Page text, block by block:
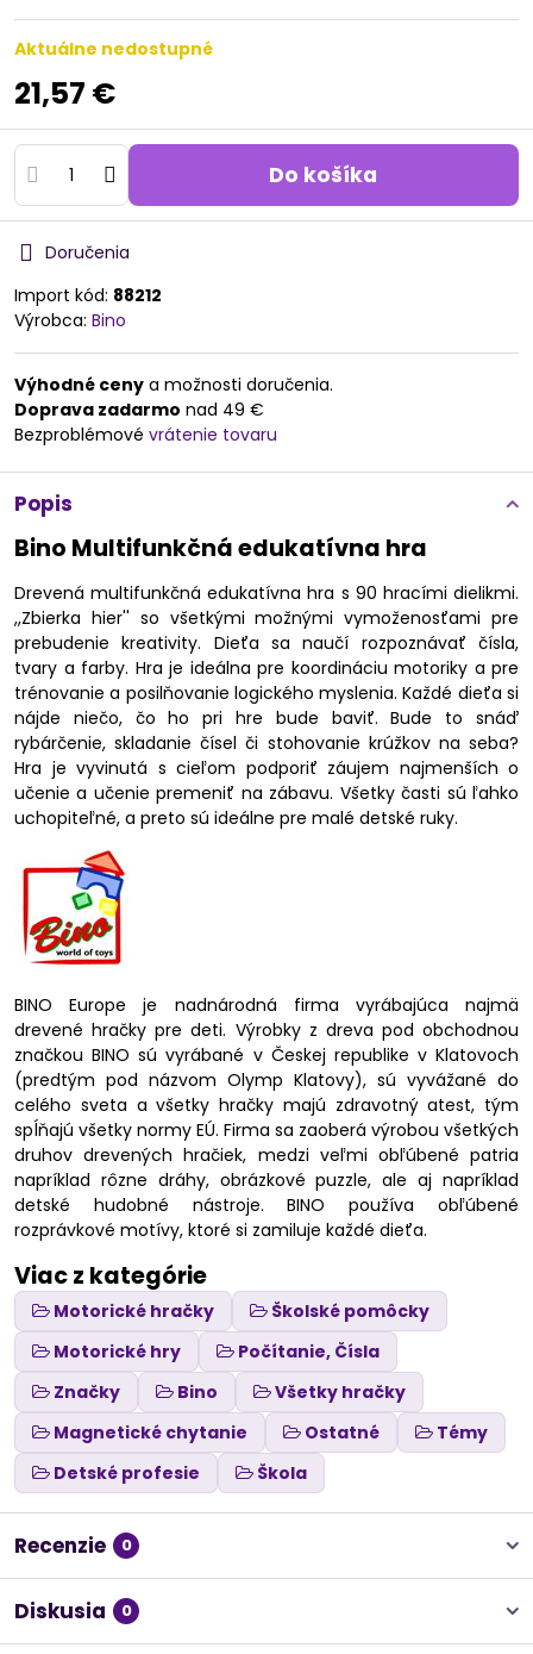
Aktuálne nedostupné
21,57 €
Do košíka
Doručenia
Import kód: 88212
Výrobca: Bino
Výhodné ceny a možnosti doručenia.
Doprava zadarmo nad 49 €
Bezproblémové vrátenie tovaru
Popis
Bino Multifunkčná edukatívna hra
Drevená multifunkčná edukatívna hra s 90 hracími dielikmi.
,,Zbierka hier'' so všetkými možnými vymoženosťami pre
prebudenie kreativity. Dieťa sa naučí rozpoznávať čísla,
tvary a farby. Hra je ideálna pre koordináciu motoriky a pre
trénovanie a posilňovanie logického myslenia. Každé dieťa si
nájde niečo, čo ho pri hre bude baviť. Bude to snáď
rybárčenie, skladanie čísel či stohovanie krúžkov na seba?
Hra je vyvinutá s cieľom podporiť záujem najmenších o
učenie a učenie premeniť na zábavu. Všetky časti sú ľahko
uchopiteľné, a preto sú ideálne pre malé detské ruky.
BINO Europe je nadnárodná firma vyrábajúca najmä
drevené hračky pre deti. Výrobky z dreva pod obchodnou
značkou BINO sú vyrábané v Českej republike v Klatovoch
(predtým pod názvom Olymp Klatovy), sú vyvážané do
celého sveta a všetky hračky majú zdravotný atest, tým
spĺňajú všetky normy EÚ. Firma sa zaoberá výrobou všetkých
druhov drevených hračiek, medzi veľmi obľúbené patria
napríklad rôzne dráhy, obrázkové puzzle, ale aj napríklad
detské hudobné nástroje. BINO používa obľúbené
rozprávkové motívy, ktoré si zamiluje každé dieťa.
Viac z kategórie
Motorické hračky
Školské pomôcky
Motorické hry
Počítanie, Čísla
Značky
Bino
Všetky hračky
Magnetické chytanie
Ostatné
Témy
Detské profesie
Škola
Recenzie 0
Diskusia 0